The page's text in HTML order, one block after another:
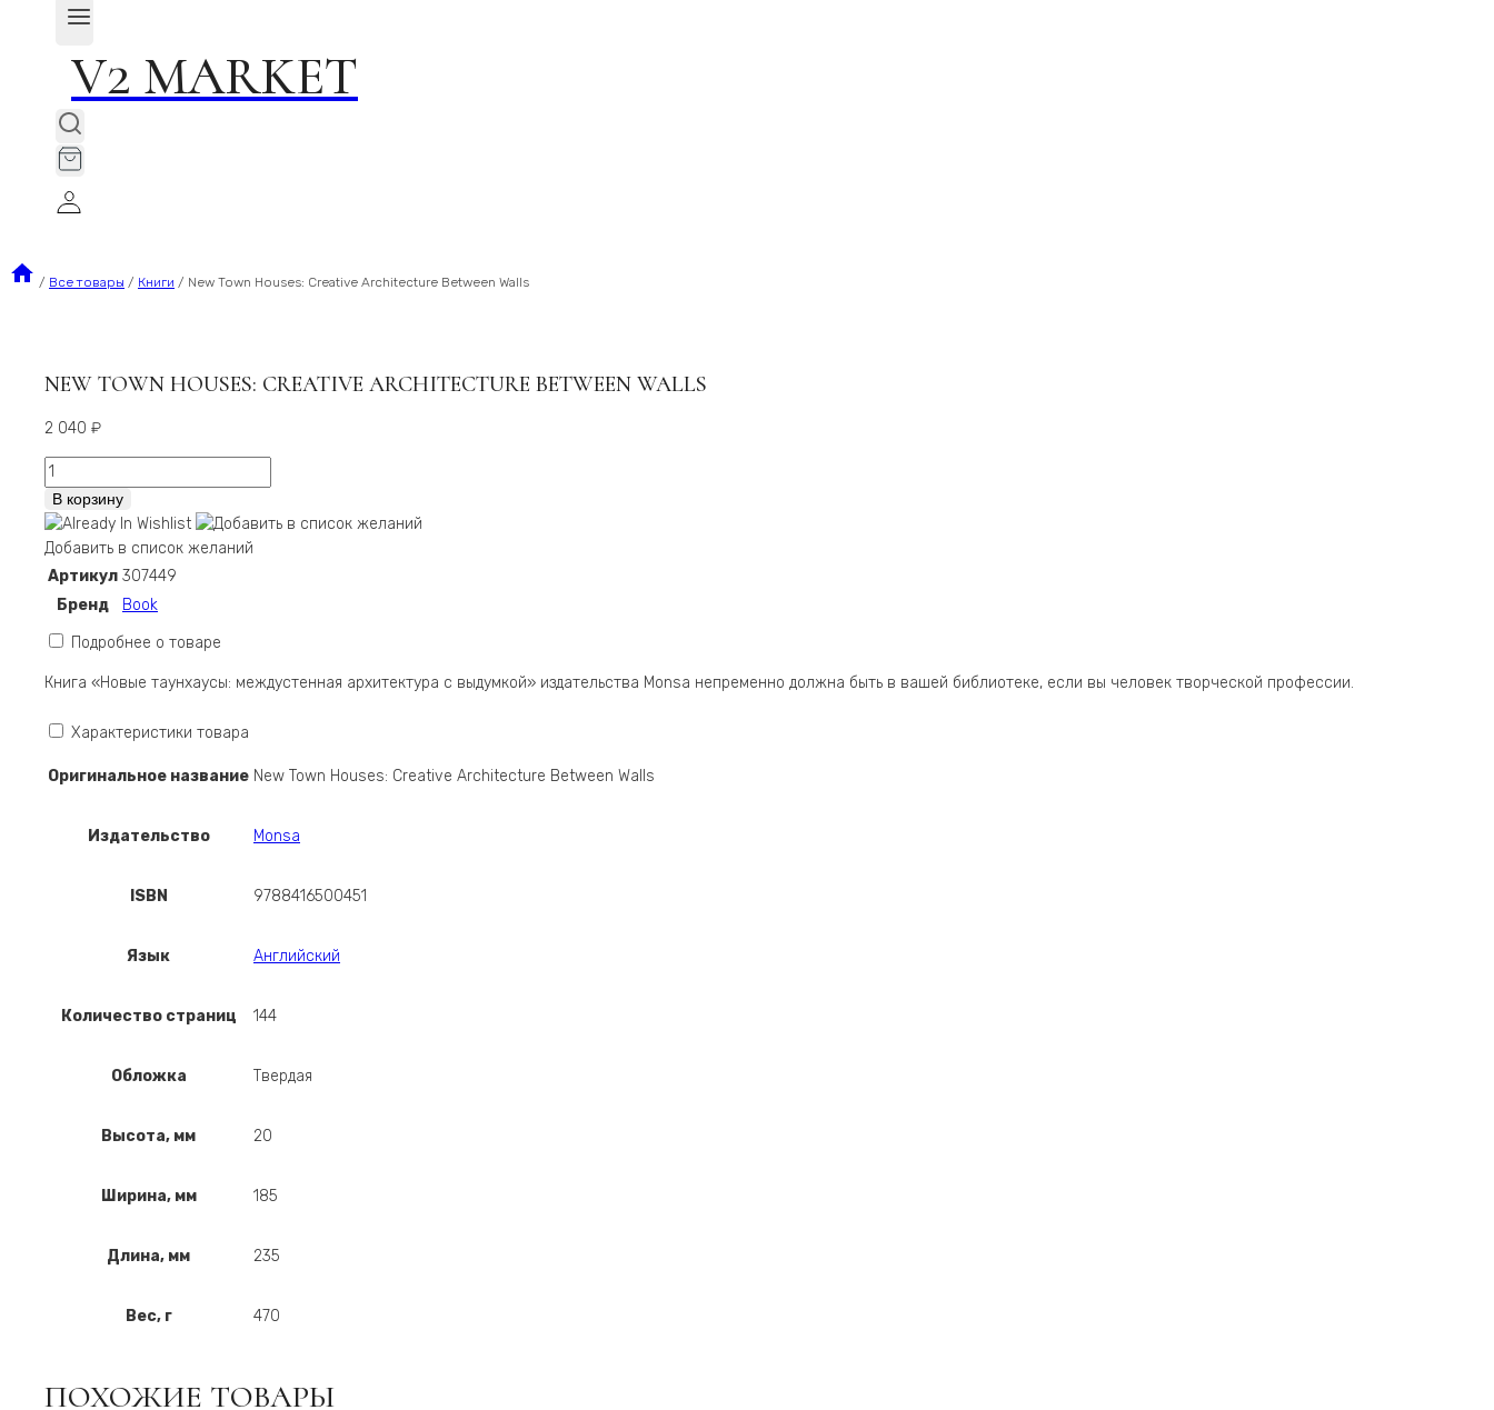
V2 MARKET
/ Все товары / Книги / New Town Houses: Creative Architecture Between Walls
NEW TOWN HOUSES: CREATIVE ARCHITECTURE BETWEEN WALLS
2 040 ₽
Количество
New
Town
Houses:
Creative
Architecture
Between
Walls
В корзину
Добавить в список желаний
Артикул 307449
Бренд
Book
Подробнее о товаре
Книга «Новые таунхаусы: междустенная архитектура с выдумкой» издательства Monsa непременно должна быть в вашей библиотеке, если вы человек творческой профессии.
Характеристики товара
Оригинальное название New Town Houses: Creative Architecture Between Walls
Издательство Monsa
ISBN 9788416500451
Язык Английский
Количество страниц 144
Обложка Твердая
Высота, мм 20
Ширина, мм 185
Длина, мм 235
Вес, г 470
ПОХОЖИЕ ТОВАРЫ